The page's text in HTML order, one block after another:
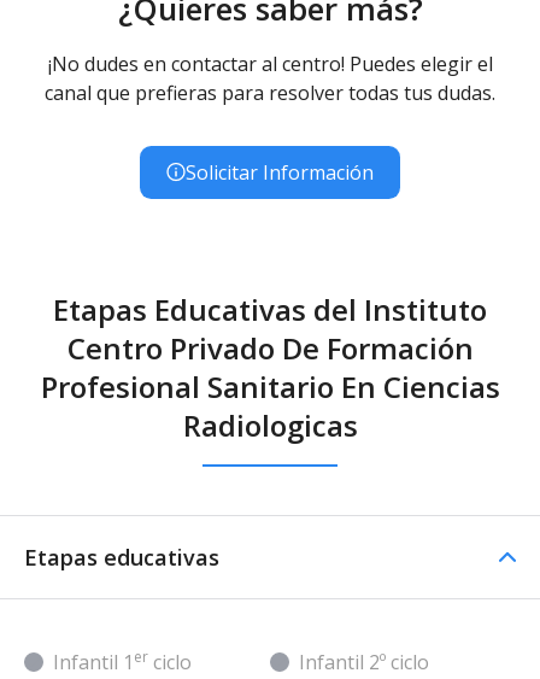
¡No dudes en contactar al centro! Puedes elegir el
canal que prefieras para resolver todas tus dudas.
Solicitar Información
Etapas Educativas del Instituto
Centro Privado De Formación
Profesional Sanitario En Ciencias
Radiologicas
Etapas educativas
Infantil 1 er ciclo Infantil 2º ciclo